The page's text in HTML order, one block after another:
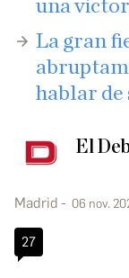
una
La gran
hablar
El
Madrid 06 nov.
27